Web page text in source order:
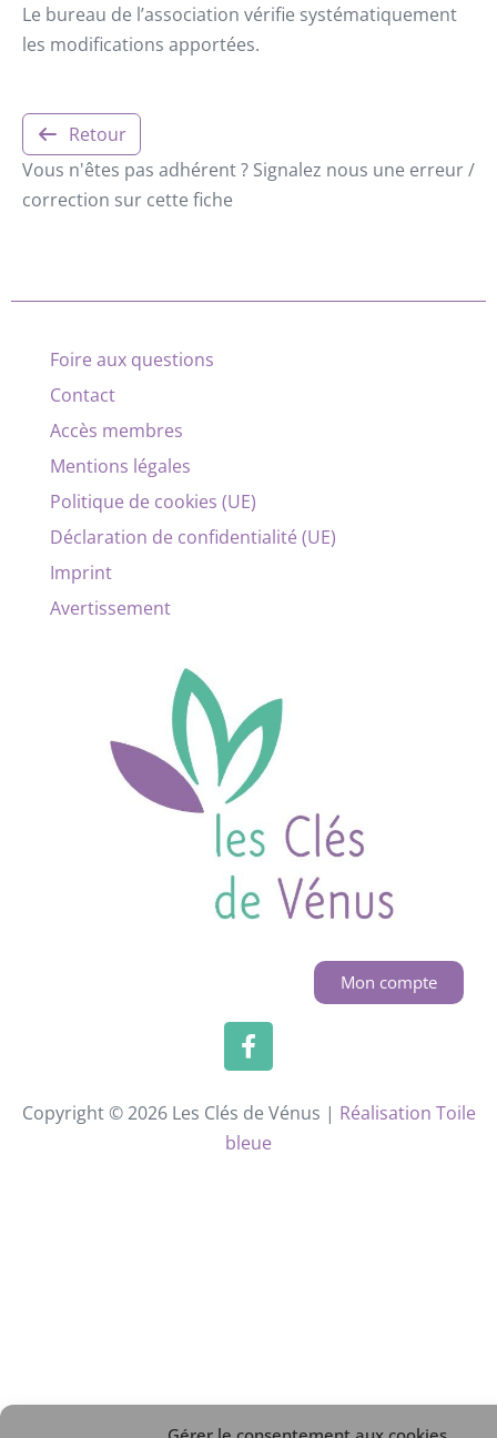
Le bureau de l’association vérifie systématiquement
les modifications apportées.
Retour
Vous n'êtes pas adhérent ? Signalez nous une erreur /
correction sur cette fiche
Foire aux questions
Contact
Accès membres
Mentions légales
Politique de cookies (UE)
Déclaration de confidentialité (UE)
Imprint
Avertissement
Mon compte
Copyright © 2026 Les Clés de Vénus | Réalisation Toile
bleue